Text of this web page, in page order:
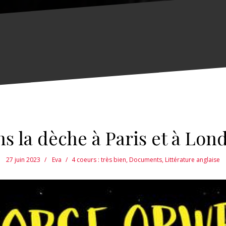
la dèche à Paris et à
27 juin 2023 Eva 4 coeurs : très bien,Documents,Littérature anglaise